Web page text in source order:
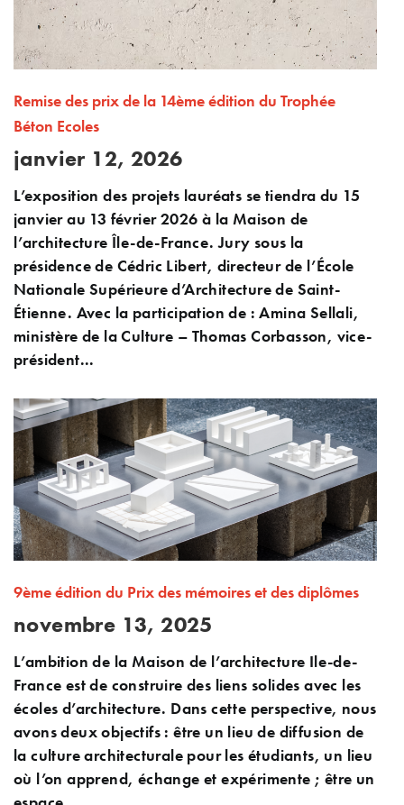
Remise des prix de la 14ème édition du Trophée
Béton Ecoles
janvier 12, 2026
L’exposition des projets lauréats se tiendra du 15
janvier au 13 février 2026 à la Maison de
l’architecture Île-de-France. Jury sous la
présidence de Cédric Libert, directeur de l’École
Nationale Supérieure d’Architecture de Saint-
Étienne. Avec la participation de : Amina Sellali,
ministère de la Culture – Thomas Corbasson, vice-
président...
9ème édition du Prix des mémoires et des diplômes
novembre 13, 2025
L’ambition de la Maison de l’architecture Ile-de-
France est de construire des liens solides avec les
écoles d’architecture. Dans cette perspective, nous
avons deux objectifs : être un lieu de diffusion de
la culture architecturale pour les étudiants, un lieu
où l’on apprend, échange et expérimente ; être un